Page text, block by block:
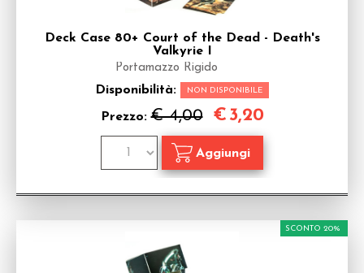
Deck Case 80+ Court of the Dead - Death's
Valkyrie I
Portamazzo Rigido
Disponibilità: NON DISPONIBILE
Prezzo:€ 4,00 € 3,20
SCONTO 20%